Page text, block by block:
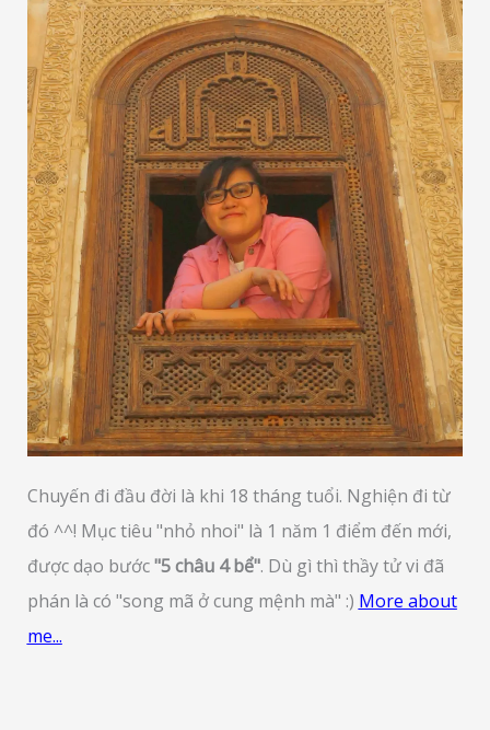
Chuyến đi đầu đời là khi 18 tháng tuổi. Nghiện đi từ
đó ^^! Mục tiêu "nhỏ nhoi" là 1 năm 1 điểm đến mới,
được dạo bước"5 châu 4 bể". Dù gì thì thầy tử vi đã
phán là có "song mã ở cung mệnh mà" :) More about
me...